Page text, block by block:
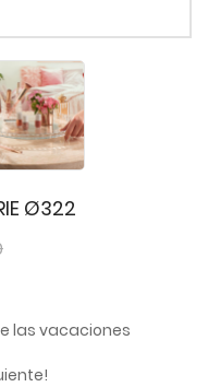
Ø322
las vacaciones